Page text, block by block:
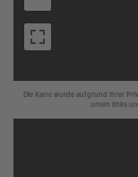
Die Karte wurde aufgrund Ihrer
unten links